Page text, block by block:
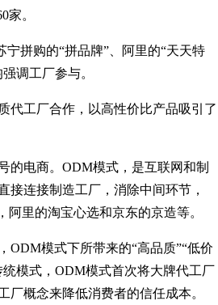
家。
拼购的“拼品牌”、阿里的“天天特
调工厂参与。
工厂合作，以高性价比产品吸引了
电商。ODM模式，是互联网和制
接连接制造工厂，消除中间环节，
里的淘宝心选和京东的京造等。
模式下所带来的“高品质”“低价
模式，ODM模式首次将大牌代工厂
概念来降低消费者的信任成本。